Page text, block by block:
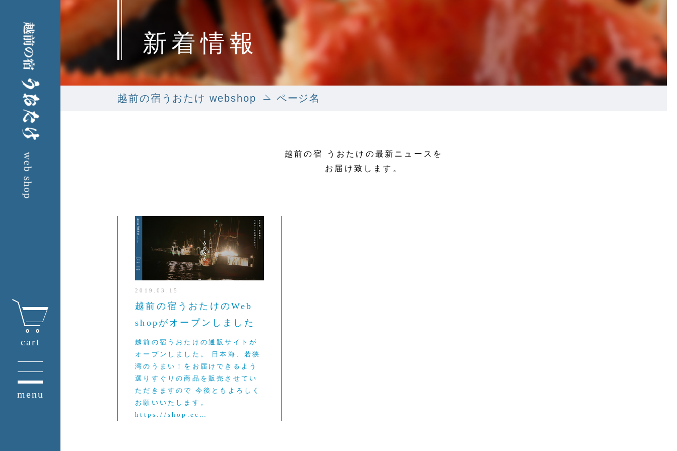
cart
menu
新着情報
越前の宿うおたけ webshop ページ名
越前の宿 うおたけの最新ニュースを
お届け致します。
2019.03.15
越前の宿うおたけのWeb
shopがオープンしました
越前の宿うおたけの通販サイトが
オープンしました。 日本海、若狭
湾のうまい！をお届けできるよう
選りすぐりの商品を販売させてい
ただきますので 今後ともよろしく
お願いいたします。
https://shop.ec…